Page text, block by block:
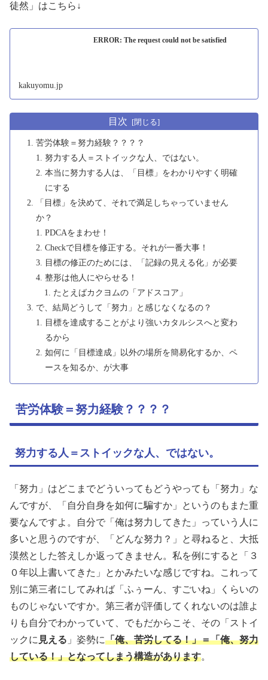
徒然」はこちら↓
ERROR: The request could not be satisfied
kakuyomu.jp
目次
苦労体験＝努力経験？？？？
努力する人＝ストイックな人、ではない。
本当に努力する人は、「目標」をわかりやすく明確
にする
「目標」を決めて、それで満足しちゃっていません
か？
PDCAをまわせ！
Checkで目標を修正する。それが一番大事！
目標の修正のためには、「記録の見える化」が必要
整形は他人にやらせる！
たとえばカクヨムの「アドスコア」
で、結局どうして「努力」と感じなくなるの？
目標を達成することがより強いカタルシスへと変わ
るから
如何に「目標達成」以外の場所を簡易化するか、ペ
ースを知るか、が大事
苦労体験＝努力経験？？？？
努力する人＝ストイックな人、ではない。
「努力」はどこまでどういってもどうやっても「努力」な
んですが、「自分自身を如何に騙すか」というのもまた重
要なんですよ。自分で「俺は努力してきた」っていう人に
多いと思うのですが、「どんな努力？」と尋ねると、大抵
漠然とした答えしか返ってきません。私を例にすると「３
０年以上書いてきた」とかみたいな感じですね。これって
別に第三者にしてみれば「ふぅーん、すごいね」くらいの
ものじゃないですか。第三者が評価してくれないのは誰よ
りも自分でわかっていて、でもだからこそ、その「ストイ
ックに 見える 」姿勢に「俺、苦労してる！」＝「俺、努力
している！」となってしまう構造があります。